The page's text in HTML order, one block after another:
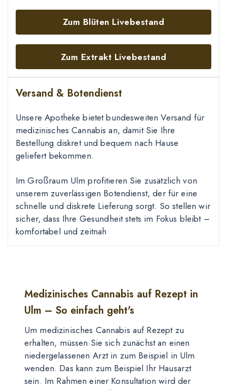
Zum Blüten Livebestand
Zum Extrakt Livebestand
Versand & Botendienst
Unsere Apotheke bietet bundesweiten Versand für
medizinisches Cannabis an, damit Sie Ihre
Bestellung diskret und bequem nach Hause
geliefert bekommen.
Im Großraum Ulm profitieren Sie zusätzlich von
unserem zuverlässigen Botendienst, der für eine
schnelle und diskrete Lieferung sorgt. So stellen wir
sicher, dass Ihre Gesundheit stets im Fokus bleibt –
komfortabel und zeitnah
Medizinisches Cannabis auf Rezept in
Ulm – So einfach geht's
Um medizinisches Cannabis auf Rezept zu
erhalten, müssen Sie sich zunächst an einen
niedergelassenen Arzt in zum Beispiel in Ulm
wenden. Das kann zum Beispiel Ihr Hausarzt
sein. Im Rahmen einer Konsultation wird der